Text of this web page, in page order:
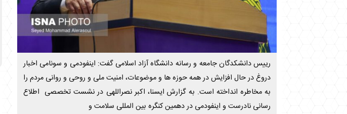
رییس دانشکدگان جامعه و رسانه دانشگاه آزاد اسلامی گفت: اینفودمی و سونامی اخبار
دروغ در حال افزایش در همه حوزه ها و موضوعات، امنیت ملی و روحی و روانی مردم را
به مخاطره انداخته است. به گزارش ایسنا، اکبر نصراللهی در نشست تخصصی اطلاع
رسانی نادرست و اینفودمی در دهمین کنگره بین المللی سلامت و